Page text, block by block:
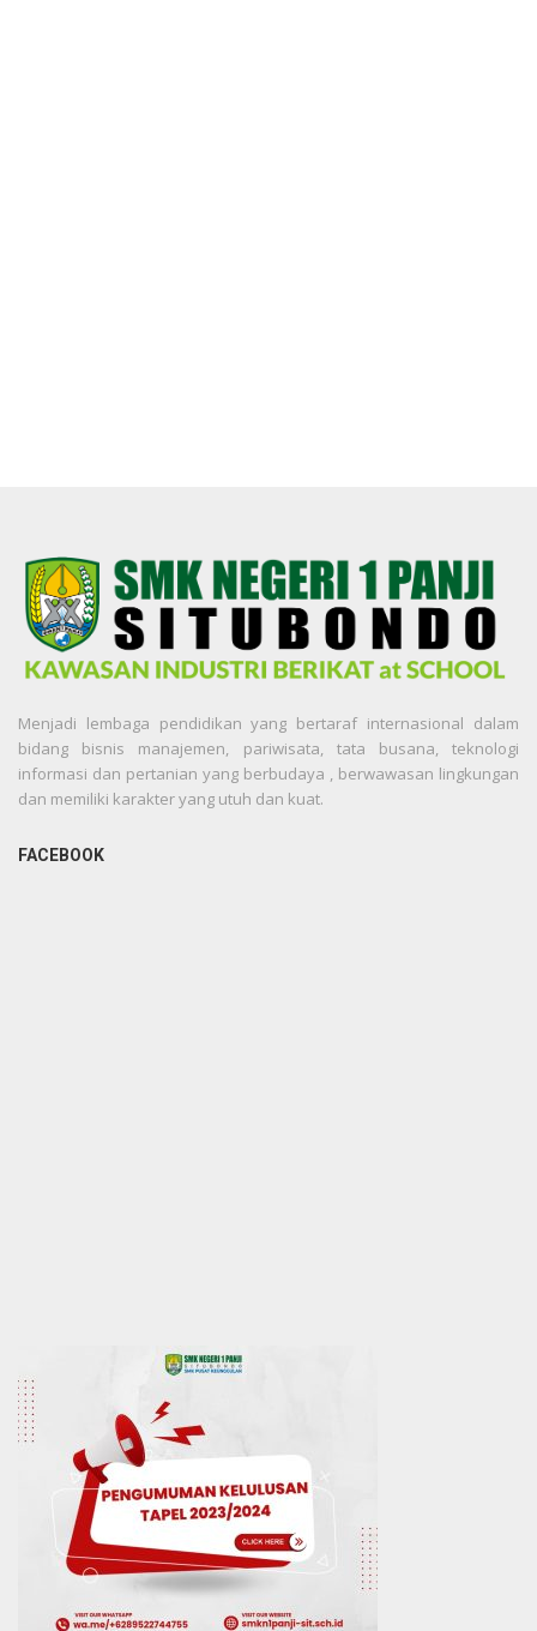
Menjadi lembaga pendidikan yang bertaraf internasional dalam
bidang bisnis manajemen, pariwisata, tata busana, teknologi
informasi dan pertanian yang berbudaya , berwawasan lingkungan
dan memiliki karakter yang utuh dan kuat.
FACEBOOK